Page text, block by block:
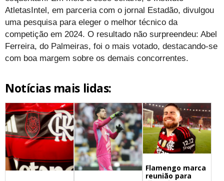
AtletasIntel, em parceria com o jornal Estadão, divulgou
uma pesquisa para eleger o melhor técnico da
competição em 2024. O resultado não surpreendeu: Abel
Ferreira, do Palmeiras, foi o mais votado, destacando-se
com boa margem sobre os demais concorrentes.
Notícias mais lidas:
Flamengo marca
reunião para